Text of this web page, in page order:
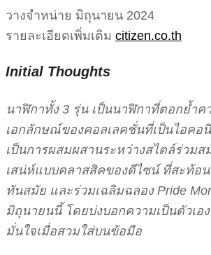
วางจำหน่าย มิถุนายน 2024
รายละเอียดเพิ่มเติม citizen.co.th
Initial Thoughts
นาฬิกาทั้ง 3 รุ่น เป็นนาฬิกาที่ตอกย้ำ
เอกลักษณ์ของคอลเลคชั่นที่เป็นไอคอ
เป็นการผสมผสานระหว่างสไตล์ร่วม
เสน่ห์แบบคลาสสิคของดีไซน์ ที่สะท้อ
ทันสมัย และร่วมเฉลิมฉลอง Pride
มิถุนายนนี้ โดยบ่งบอกความเป็นตัวเอ
มั่นใจเมื่อสวมใส่บนข้อมือ